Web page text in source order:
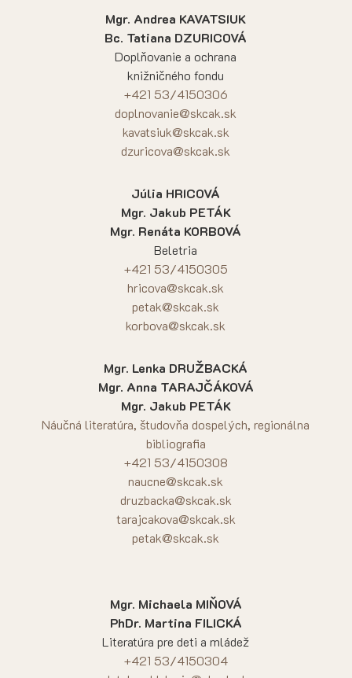
Mgr. Andrea KAVATSIUK
Bc. Tatiana DZURICOVÁ
Doplňovanie a ochrana
knižničného fondu
+421 53/4150306
doplnovanie@skcak.sk
kavatsiuk@skcak.sk
dzuricova@skcak.sk
Júlia HRICOVÁ
Mgr. Jakub PETÁK
Mgr. Renáta KORBOVÁ
Beletria
+421 53/4150305
hricova@skcak.sk
petak@skcak.sk
korbova@skcak.sk
Mgr. Lenka DRUŽBACKÁ
Mgr. Anna TARAJČÁKOVÁ
Mgr. Jakub PETÁK
Náučná literatúra, študovňa dospelých, regionálna
bibliografia
+421 53/4150308
naucne@skcak.sk
druzbacka@skcak.sk
tarajcakova@skcak.sk
petak@skcak.sk
Mgr. Michaela MIŇOVÁ
PhDr. Martina FILICKÁ
Literatúra pre deti a mládež
+421 53/4150304